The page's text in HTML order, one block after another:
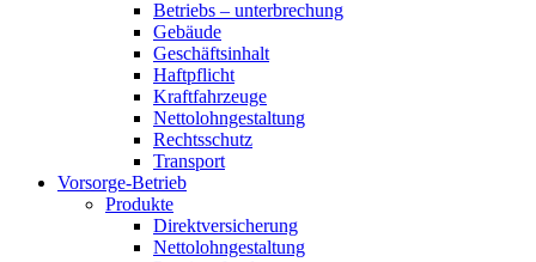
Betriebs – unterbrechung
Gebäude
Geschäftsinhalt
Haftpflicht
Kraftfahrzeuge
Nettolohngestaltung
Rechtsschutz
Transport
Vorsorge-Betrieb
Produkte
Direktversicherung
Nettolohngestaltung